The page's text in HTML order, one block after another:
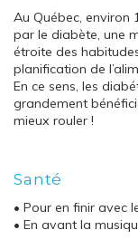
Au Québec, environ
par le diabète, une
étroite des
planification de
En ce sens, les
grandement
mieux rouler !
Santé
• Pour en finir avec
• En avant la